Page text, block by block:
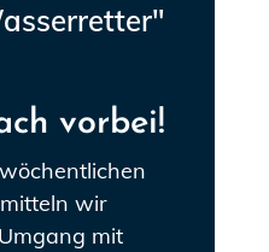
vorbei!
wir
mit